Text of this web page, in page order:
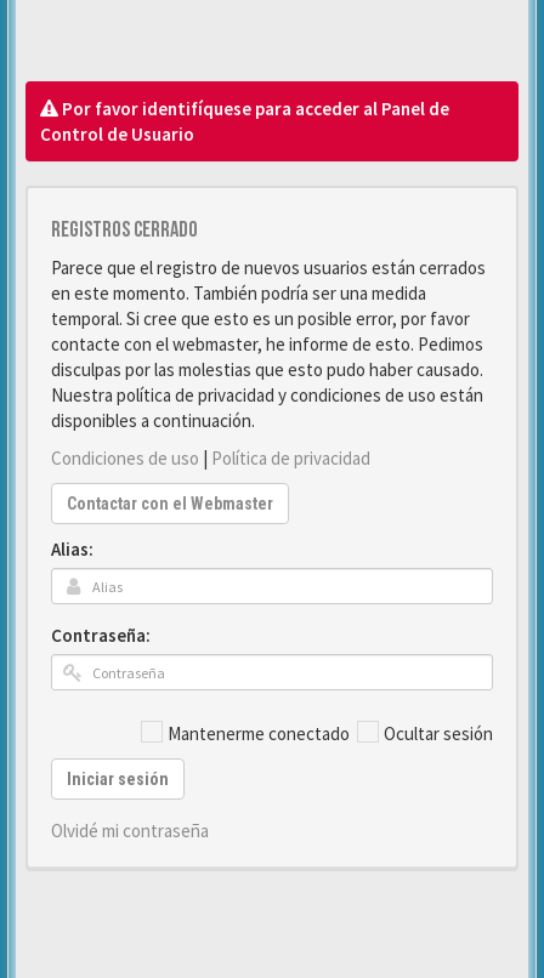
Por favor identifíquese para acceder al Panel de
Control de Usuario
Registros cerrado
Parece que el registro de nuevos usuarios están cerrados
en este momento. También podría ser una medida
temporal. Si cree que esto es un posible error, por favor
contacte con el webmaster, he informe de esto. Pedimos
disculpas por las molestias que esto pudo haber causado.
Nuestra política de privacidad y condiciones de uso están
disponibles a continuación.
Condiciones de uso | Política de privacidad
Contactar con el Webmaster
Alias:
Contraseña:
Mantenerme conectado Ocultar sesión
Iniciar sesión
Olvidé mi contraseña